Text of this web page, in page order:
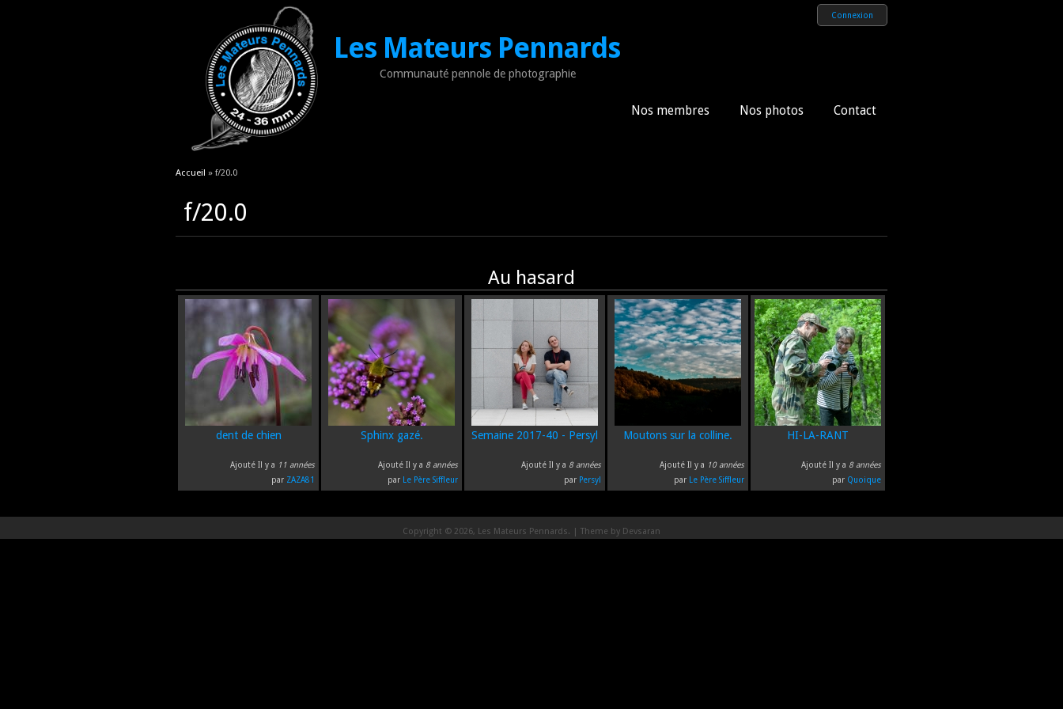
Les Mateurs Pennards
Communauté pennole de photographie
Connexion
Nos membres Nos photos Contact
Vous êtes ici
Accueil » f/20.0
f/20.0
Au hasard
dent de chien
Ajouté Il y a 11 années
par ZAZA81
Sphinx gazé.
Ajouté Il y a 8 années
par Le Père Siffleur
Semaine 2017-40 - Persyl
Ajouté Il y a 8 années
par Persyl
Moutons sur la colline.
Ajouté Il y a 10 années
par Le Père Siffleur
HI-LA-RANT
Ajouté Il y a 8 années
par Quoique
Copyright © 2026, Les Mateurs Pennards. | Theme by Devsaran